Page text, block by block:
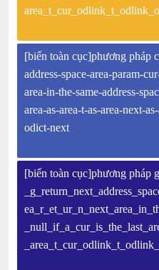
[biến toàn cục]phương pháp
address-space-area-param-
area-in-the-same-address-
area-as-area-t-as-area-next-
odict-next
[biến toàn cục]phương pháp